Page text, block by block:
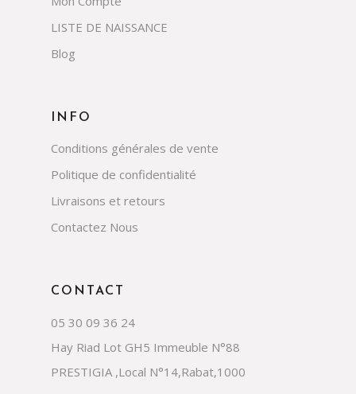
CONTACT
05 30 09 36 24
Hay Riad Lot GH5 Immeuble N°88
PRESTIGIA ,Local N°14,Rabat,1000
INFO
Conditions générales de vente
Politique de confidentialité
Livraisons et retours
Contactez Nous
LISTE DE NAISSANCE
Blog